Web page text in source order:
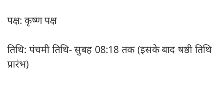
पक्ष: कृष्ण पक्ष
तिथि: पंचमी तिथि- सुबह 08:18 तक (इसके बाद षष्ठी तिथि
प्रारंभ)